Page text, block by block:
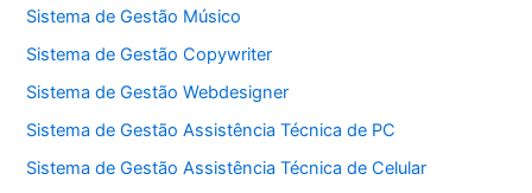
Sistema de Gestão Músico
Sistema de Gestão Copywriter
Sistema de Gestão Webdesigner
Sistema de Gestão Assistência Técnica de PC
Sistema de Gestão Assistência Técnica de Celular